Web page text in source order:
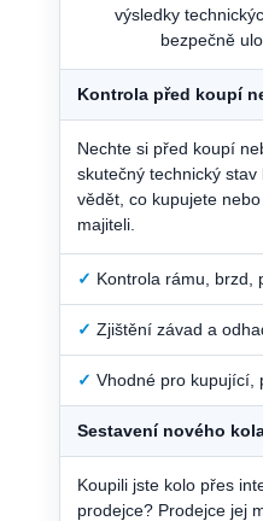
výsledky
bezpečně
Kontrola před koupí
Nechte si před koupí
skutečný technický
vědět, co kupujete
majiteli.
✓ Kontrola rámu, brzd,
✓ Zjištění závad a
✓ Vhodné pro kupující,
Sestavení nového
Koupili jste kolo přes
prodejce? Prodejce jej